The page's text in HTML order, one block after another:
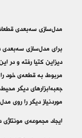
مدل‌سازی سه‌بعدی
برای مدل‌سازی سه‌بعدی
مربوط به قطعه‌ی خود
جعبه‌ابزارهای دیگر
موردنیاز دیگر را روی
ایجاد مجموعه‌ی مونتاژی